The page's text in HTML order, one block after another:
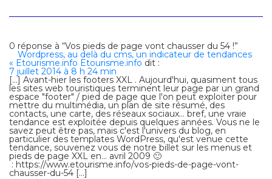
0 réponse à “Vos pieds de page vont chausser du 54 !”
Wordpress, au delà du cms, un indicateur de tendances
« Etourisme.info Etourisme.info dit :
7 juillet 2014 à 8 h 24 min
[…] Avant-hier les footers XXL . Aujourd'hui, quasiment tous
les sites web touristiques terminent leur page par un grand
espace "footer" / pied de page que l'on peut exploiter pour
mettre du multimédia, un plan de site résumé, des
contacts, une carte, des réseaux sociaux… bref, une vraie
tendance est exploitée depuis quelques années. Vous ne le
savez peut être pas, mais c'est l'univers du blog, en
particulier des templates WordPress, qu'est venue cette
tendance, souvenez vous de notre billet sur les menus et
pieds de page XXL en… avril 2009 🙂
: https://www.etourisme.info/vos-pieds-de-page-vont-
chausser-du-54 […]